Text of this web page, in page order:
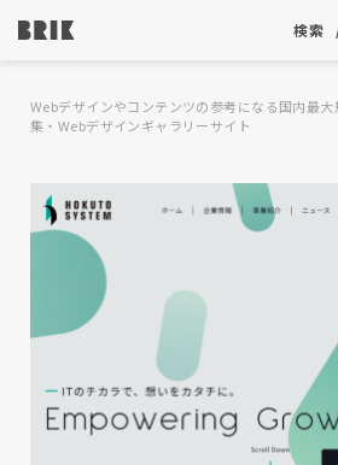
検索
Webデザインやコンテンツの参考になる国内最
集・Webデザインギャラリーサイト